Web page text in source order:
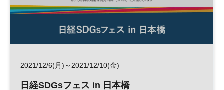
2021/12/6(月)～2021/12/10(金)
日経SDGsフェス in 日本橋